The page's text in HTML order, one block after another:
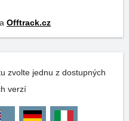
Offtrack.cz
zvolte jednu z dostupných
verzí